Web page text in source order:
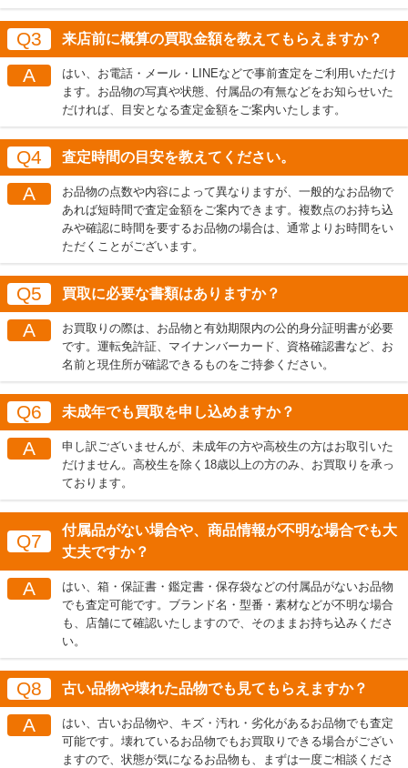
Q3 来店前に概算の買取金額を教えてもらえますか？
A
はい、お電話・メール・LINEなどで事前査定をご利用いただけ
ます。お品物の写真や状態、付属品の有無などをお知らせいた
だければ、目安となる査定金額をご案内いたします。
Q4 査定時間の目安を教えてください。
A
お品物の点数や内容によって異なりますが、一般的なお品物で
あれば短時間で査定金額をご案内できます。複数点のお持ち込
みや確認に時間を要するお品物の場合は、通常よりお時間をい
ただくことがございます。
Q5 買取に必要な書類はありますか？
A
お買取りの際は、お品物と有効期限内の公的身分証明書が必要
です。運転免許証、マイナンバーカード、資格確認書など、お
名前と現住所が確認できるものをご持参ください。
Q6 未成年でも買取を申し込めますか？
A
申し訳ございませんが、未成年の方や高校生の方はお取引いた
だけません。高校生を除く18歳以上の方のみ、お買取りを承っ
ております。
Q7
付属品がない場合や、商品情報が不明な場合でも大
丈夫ですか？
A
はい、箱・保証書・鑑定書・保存袋などの付属品がないお品物
でも査定可能です。ブランド名・型番・素材などが不明な場合
も、店舗にて確認いたしますので、そのままお持ち込みくださ
い。
Q8 古い品物や壊れた品物でも見てもらえますか？
A
はい、古いお品物や、キズ・汚れ・劣化があるお品物でも査定
可能です。壊れているお品物でもお買取りできる場合がござい
ますので、状態が気になるお品物も、まずは一度ご相談くださ